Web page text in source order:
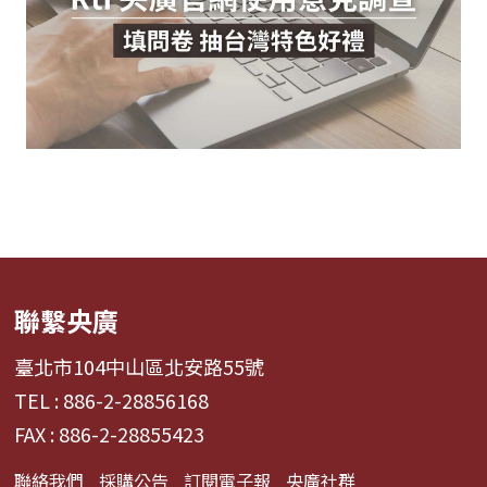
聯繫央廣
臺北市104中山區北安路55號
TEL : 886-2-28856168
FAX : 886-2-28855423
聯絡我們 採購公告 訂閱電子報 央廣社群